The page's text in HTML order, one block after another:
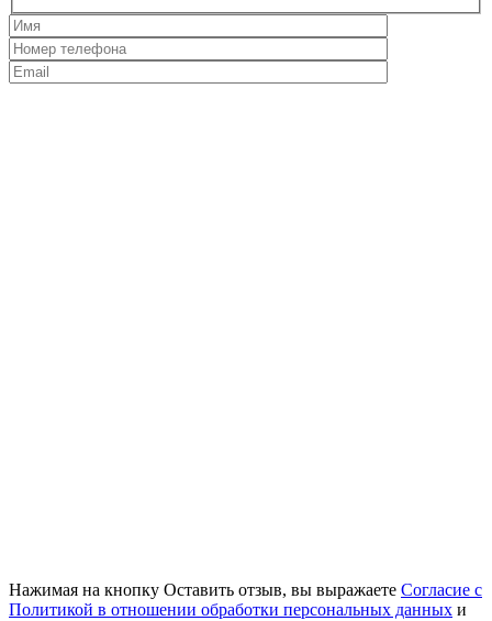
Нажимая на кнопку Оставить отзыв, вы выражаете Согласие с
Политикой в отношении обработки персональных данных и